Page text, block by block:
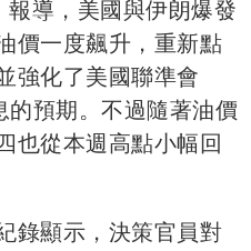
導，美國與伊朗爆發
價一度飆升，重新點
強化了美國聯準會
的預期。不過隨著油價
也從本週高點小幅回
錄顯示，決策官員對